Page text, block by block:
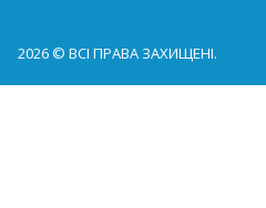
2026 © ВСІ ПРАВА ЗАХИЩЕНІ.